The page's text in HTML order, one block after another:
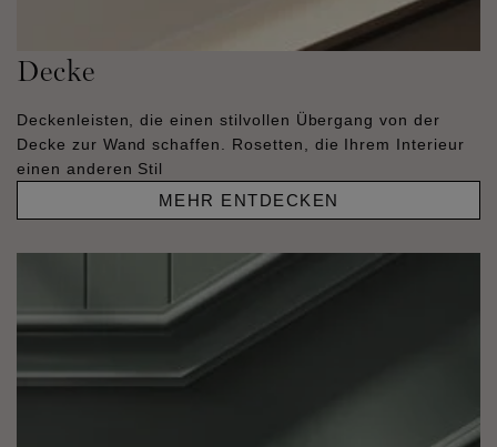
Decke
Deckenleisten, die einen stilvollen Übergang von der
Decke zur Wand schaffen. Rosetten, die Ihrem Interieur
einen anderen Stil
MEHR ENTDECKEN